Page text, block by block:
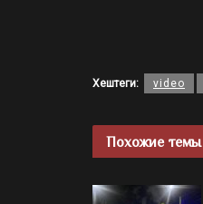
Хештеги: video
Похожие темы